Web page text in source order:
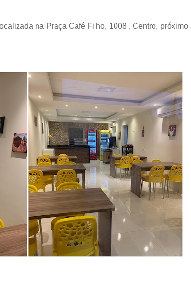
na Praça Café Filho, 1008 , Centro, próximo